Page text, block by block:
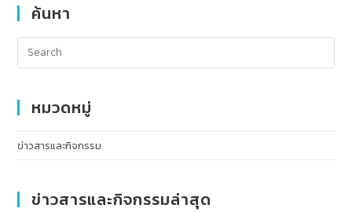
ค้นหา
หมวดหมู่
ข่าวสารและกิจกรรม
ข่าวสารและกิจกรรมล่าสุด